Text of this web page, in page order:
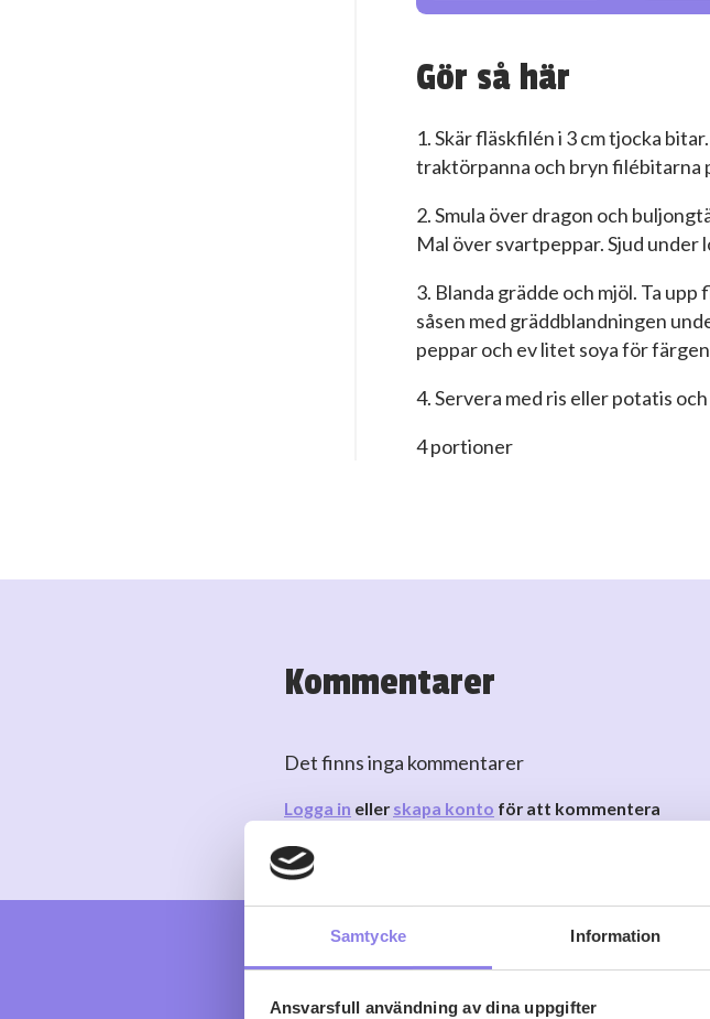
Samtycke Information
Ansvarsfull användning av dina uppgifter
Gör så här
1. Skär fläskfilén i 3 cm tjocka
traktörpanna och bryn filébitarna
2. Smula över dragon och
Mal över svartpeppar. Sjud under
3. Blanda grädde och mjöl. Ta
såsen med gräddblandningen
peppar och ev litet soya för
4. Servera med ris eller potatis och
4 portioner
Kommentarer
Det finns inga kommentarer
Logga in ellerskapa konto för att kommentera